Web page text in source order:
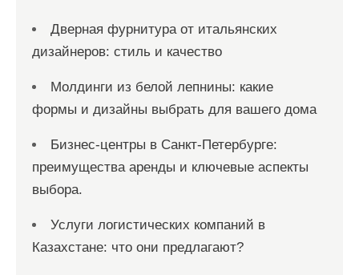
Дверная фурнитура от итальянских
дизайнеров: стиль и качество
Молдинги из белой лепнины: какие
формы и дизайны выбрать для вашего дома
Бизнес-центры в Санкт-Петербурге:
преимущества аренды и ключевые аспекты
выбора.
Услуги логистических компаний в
Казахстане: что они предлагают?